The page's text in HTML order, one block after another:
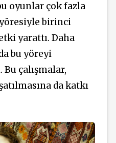
oyunlar çok fazla
birinci
yarattı. Daha
bu yöreyi
Bu çalışmalar,
da katkı